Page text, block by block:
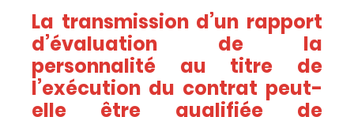
La transmission d’un rapport
d’évaluation de la
personnalité au titre de
l’exécution du contrat peut-
elle être qualifiée de